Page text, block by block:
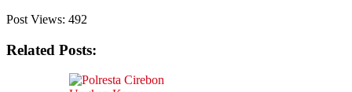
Post Views: 492
Related Posts: